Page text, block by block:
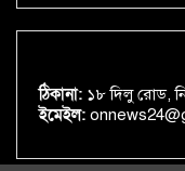
ঠিকানা: ১৮ দিলু রোড,
ইমেইল: